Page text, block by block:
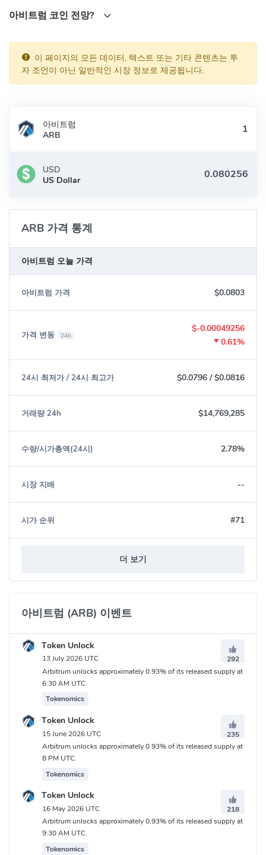
수준의 팀인 Offchain Labs에서 구축했습니다.
아비트럼은 어떻게 작동합니까?
템의 다양한 구성요소에 대한 자세한 설명으로 이동할 수 있습니다.
둘 다 분산형 블록체인 기술로 구동됩니다.
둘 다 $ETH를 지원하는 모든 암호화폐 지갑에서 소유할 수 있습
둘 다 구매, 판매 및 거래할 수 있습니다.
$ETH와 $ARB의 차이점
$ETH는 트랜잭션 토큰이고 $ARB는 거버넌스 토큰입니다.
$ETH는 거래 수수료를 지불하는 데 사용되지만 $ARB는 그렇지
않습니다.
$ARB를 보유하면 Arbitrum을 관리할 수 있는 기능이 제공되는
반면, $ETH를 보유해도 Ethereum 프로토콜을 관리하는 기능에
는 영향을 미치지 않습니다.
ARB 에어드롭 자격 및 배포 사양
ARB는 Arbitrum One 롤업 체인 고유의 ERC-20 거버넌스 토큰입니
인플레이션: 연간 최대 2%
Ethereum L1에 브리지 가능?: 예
토큰 출시: Arbitrum One
온체인 거버넌스(투표)는 Arbitrum One에서 발생합니다.
초기 토큰 할당 및 에어드롭 배포
Offchain Labs 팀 및 Future 팀 + 고문 26.94% 26.94억
Offchain Labs 투자자 17.53% 17억 5300만
Arbitrum 플랫폼 사용자(사용자 지갑 주소로의 에어드랍을 통해)
11.62% 11.62억
Arbitrum에서 앱을 구축하는 DAO(DAO 재무 주소로의 에어드랍
을 통해) 1.13% 1억 1300만
아비트럼 (ARB) 커뮤니티
Twitter:https://twitter.com/Arbitrum
Reddit: https://www.reddit.com/r/Arbitrum/
Medium: https://arbitrumfoundation.medium.com/
아비트럼 (ARB) 토큰 계약 주소
Ethereum: 0xB50721BCf8d664c30412Cfbc6cf7a15145234ad1
Arbitrum(Arb One):
아비트럼 코인 전망?
이 페이지의 모든 데이터, 텍스트 또는 기타 콘텐츠는 투
자 조언이 아닌 일반적인 시장 정보로 제공됩니다.
아비트럼
ARB
USD
US Dollar
ARB 가격 통계
아비트럼 오늘 가격
아비트럼 가격 $0.0803
가격 변동 24h
$-0.00049256
0.61%
24시 최저가 / 24시 최고가 $0.0796 /$0.0816
거래량 24h $14,769,285
수량/시가총액(24시) 2.78%
시장 지배 --
시가 순위 #71
더 보기
아비트럼 (ARB) 이벤트
Token Unlock
13 July 2026 UTC
292
Arbitrum unlocks approximately 0.93% of its released supply at
6:30 AM UTC.
Tokenomics
Token Unlock
15 June 2026 UTC
235
Arbitrum unlocks approximately 0.93% of its released supply at
8 PM UTC.
Tokenomics
Token Unlock
16 May 2026 UTC
218
Arbitrum unlocks approximately 0.93% of its released supply at
9:30 AM UTC.
Tokenomics